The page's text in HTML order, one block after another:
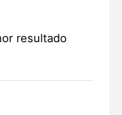
resultado